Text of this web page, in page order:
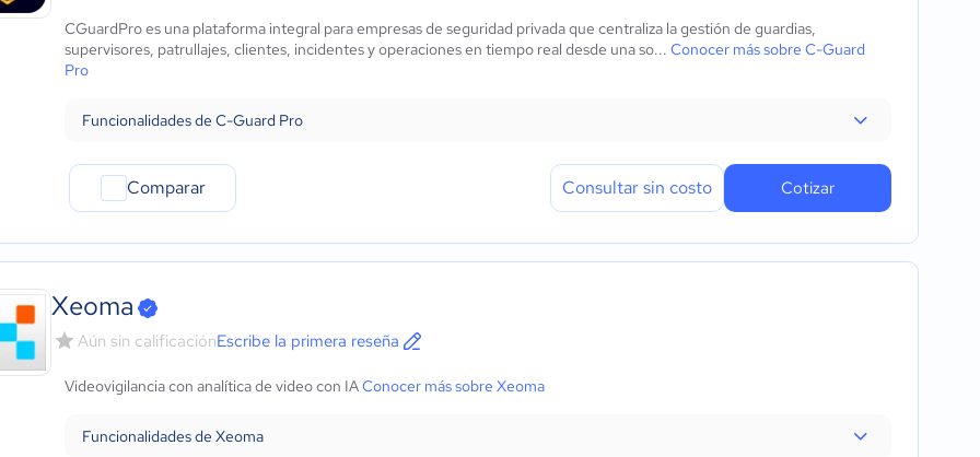
Marketing y Comunicación
Automotriz
Comercio Electrónico
Tecnología
Recursos Humanos
Turismo
Moda y textiles
CGuardPro es una plataforma integral para empresas de seguridad privada que centraliza la gestión de guardias,
supervisores, patrullajes, clientes, incidentes y operaciones en tiempo real desde una so... Conocer más sobre C-Guard
Pro
Funcionalidades de C-Guard Pro
Comparar Consultar sin costo Cotizar
Xeoma
Aún sin calificaciónEscribe la primera reseña
Videovigilancia con analítica de video con IAConocer más sobre Xeoma
Funcionalidades de Xeoma